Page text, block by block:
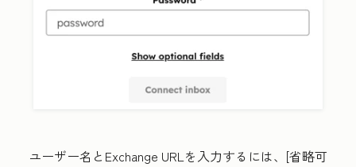
ユーザー名とExchange URLを入力するには、[省略可